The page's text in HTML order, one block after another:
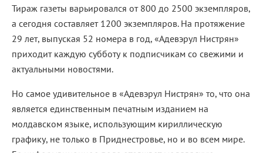
Тираж газеты варьировался от 800 до 2500 экземпляров,
а сегодня составляет 1200 экземпляров. На протяжение
29 лет, выпуская 52 номера в год, «Адевэрул Нистрян»
приходит каждую субботу к подписчикам со свежими и
актуальными новостями.
Но самое удивительное в «Адевэрул Нистрян» то, что она
является единственным печатным изданием на
молдавском языке, использующим кириллическую
графику, не только в Приднестровье, но и во всем мире.